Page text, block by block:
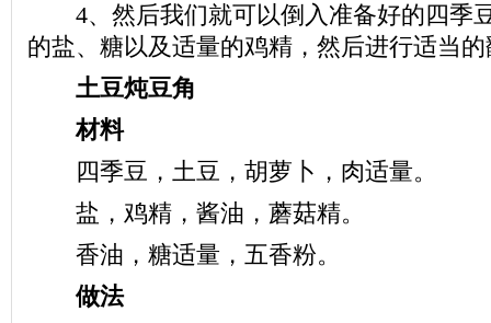
4、然后我们就可以倒入准备好的四季
的盐、糖以及适量的鸡精，然后进行适当
土豆炖豆角
材料
四季豆，土豆，胡萝卜，肉适量。
盐，鸡精，酱油，蘑菇精。
香油，糖适量，五香粉。
做法